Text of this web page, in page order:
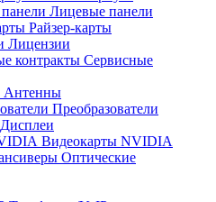
Лицевые панели
Райзер-карты
Лицензии
Сервисные
Антенны
Преобразователи
Дисплеи
Видеокарты NVIDIA
Оптические